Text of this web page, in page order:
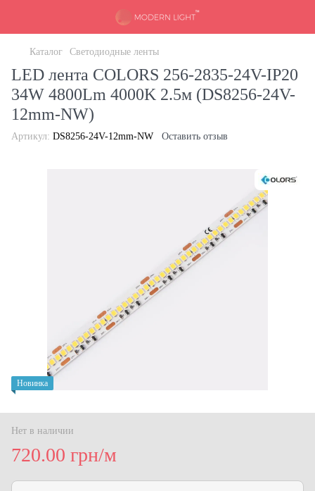
Каталог Светодиодные ленты
LED лента COLORS 256-2835-24V-IP20
34W 4800Lm 4000K 2.5м (DS8256-24V-
12mm-NW)
Артикул: DS8256-24V-12mm-NW Оставить отзыв
Новинка
Нет в наличии
720.00 грн/м